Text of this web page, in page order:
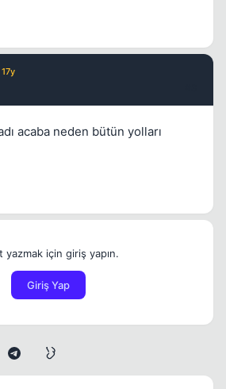
17y
acaba neden bütün yolları
yazmak için giriş yapın.
Giriş Yap